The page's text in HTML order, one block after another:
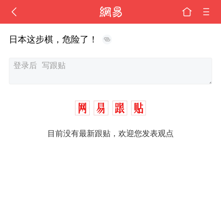
日本这步棋，危险了！
目前没有最新跟贴，欢迎您发表观点